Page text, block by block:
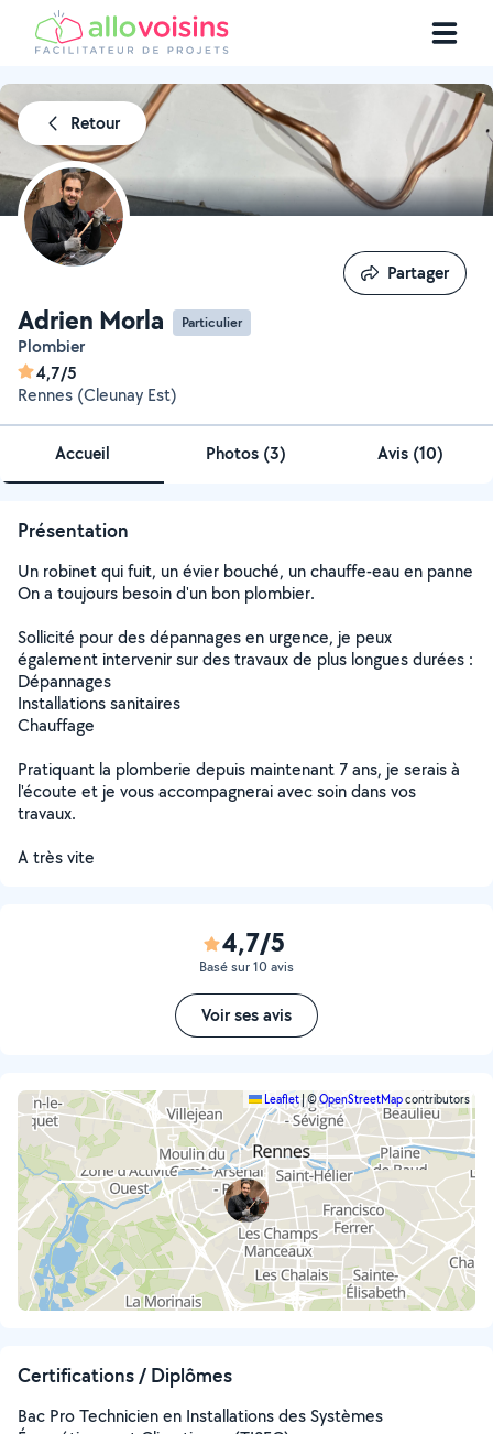
Retour
Adrien Morla Particulier
Plombier
4,7/5
Rennes (Cleunay Est)
Partager
Partager
Accueil Photos (3) Avis (10)
Présentation
Un robinet qui fuit, un évier bouché, un chauffe-eau en panne
On a toujours besoin d'un bon plombier.
Sollicité pour des dépannages en urgence, je peux
également intervenir sur des travaux de plus longues durées :
Dépannages
Installations sanitaires
Chauffage
Pratiquant la plomberie depuis maintenant 7 ans, je serais à
l'écoute et je vous accompagnerai avec soin dans vos
travaux.
A très vite
4,7/5
Basé sur 10 avis
Voir ses avis
Leaflet|©OpenStreetMapcontributors
Certifications / Diplômes
Bac Pro Technicien en Installations des Systèmes